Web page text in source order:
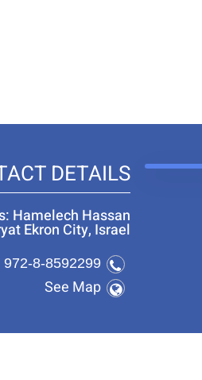
DETAILS
Hamelech Hassan
Ekron City, Israel
972-8-8592299
See Map